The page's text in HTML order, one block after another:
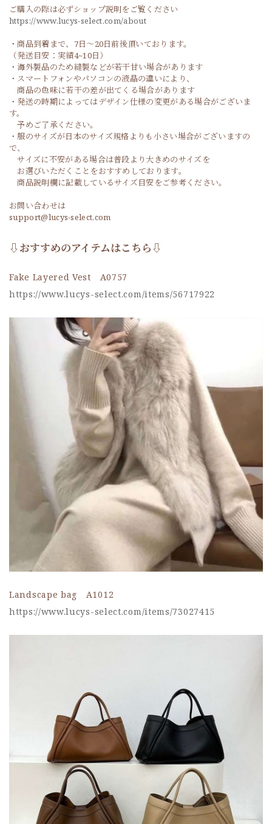
ご購入の際は必ずショップ説明をご覧ください
https://www.lucys-select.com/about
・商品到着まで、7日～20日前後頂いております。
（発送目安：実績4~10日）
・海外製品のため縫製などが若干甘い場合があります
・スマートフォンやパソコンの液晶の違いにより、
商品の色味に若干の差が出てくる場合があります
・発送の時期によってはデザイン仕様の変更がある場合がございま
す。
予めご了承ください。
・服のサイズが日本のサイズ規格よりも小さい場合がございますの
で、
サイズに不安がある場合は普段より大きめのサイズを
お選びいただくことをおすすめしております。
商品説明欄に記載しているサイズ目安をご参考ください。
お問い合わせは
support@lucys-select.com
⇩おすすめのアイテムはこちら⇩
Fake Layered Vest A0757
https://www.lucys-select.com/items/56717922
Landscape bag A1012
https://www.lucys-select.com/items/73027415